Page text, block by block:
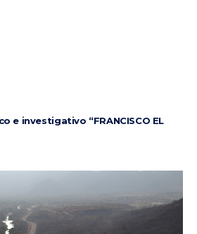
e investigativo “FRANCISCO EL